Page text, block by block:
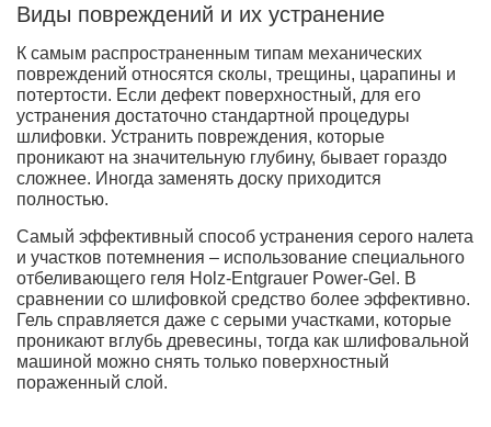
Виды повреждений и их устранение
К самым распространенным типам механических
повреждений относятся сколы, трещины, царапины и
потертости. Если дефект поверхностный, для его
устранения достаточно стандартной процедуры
шлифовки. Устранить повреждения, которые
проникают на значительную глубину, бывает гораздо
сложнее. Иногда заменять доску приходится
полностью.
Самый эффективный способ устранения серого налета
и участков потемнения – использование специального
отбеливающего геля Holz-Entgrauer Power-Gel. В
сравнении со шлифовкой средство более эффективно.
Гель справляется даже с серыми участками, которые
проникают вглубь древесины, тогда как шлифовальной
машиной можно снять только поверхностный
пораженный слой.